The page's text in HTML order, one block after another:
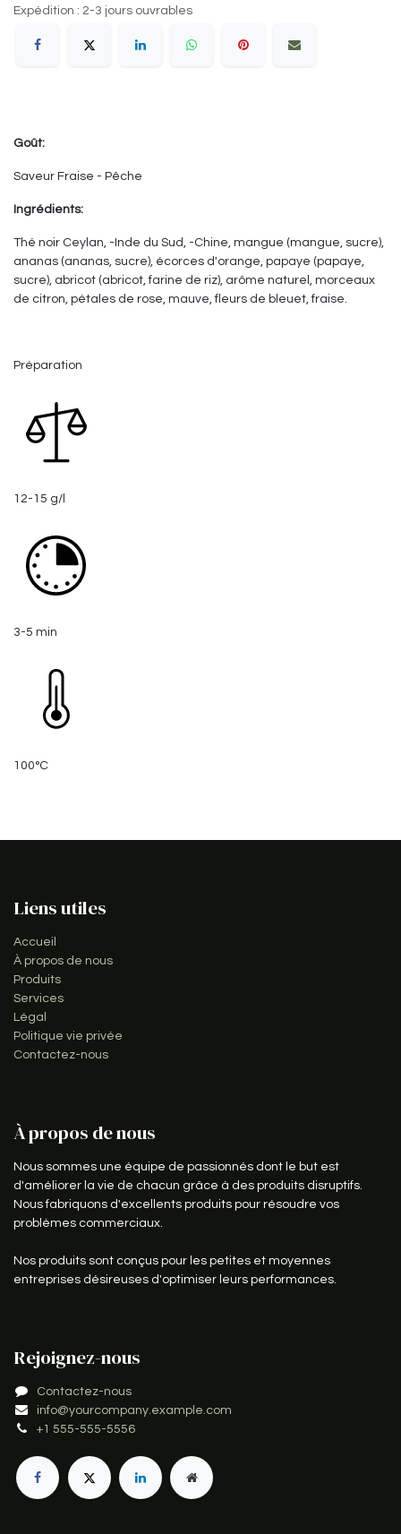
Expédition : 2-3 jours ouvrables
Goût:
Saveur Fraise - Pêche
Ingrédients:
Thé noir Ceylan, -Inde du Sud, -Chine, mangue (mangue, sucre),
ananas (ananas, sucre), écorces d'orange, papaye (papaye,
sucre), abricot (abricot, farine de riz), arôme naturel, morceaux
de citron, pétales de rose, mauve, fleurs de bleuet, fraise.
Préparation
12-15 g/l
3-5 min
100°C
Liens utiles
Accueil
À propos de nous
Produits
Services
Légal
Politique vie privée
Contactez-nous
À propos de nous
Nous sommes une équipe de passionnés dont le but est
d'améliorer la vie de chacun grâce à des produits disruptifs.
Nous fabriquons d'excellents produits pour résoudre vos
problèmes commerciaux.
Nos produits sont conçus pour les petites et moyennes
entreprises désireuses d'optimiser leurs performances.
Rejoignez-nous
Contactez-nous
info@yourcompany.example.com
+1 555-555-5556